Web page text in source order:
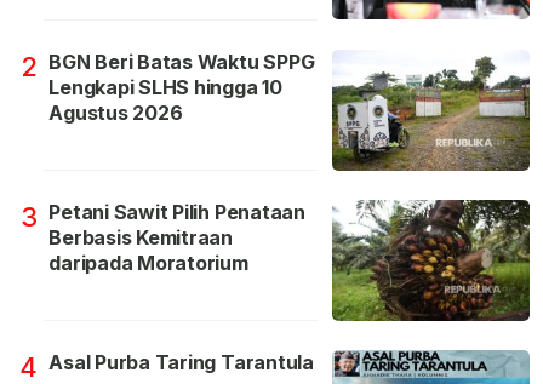
2 BGN Beri Batas Waktu SPPG
Lengkapi SLHS hingga 10
Agustus 2026
3 Petani Sawit Pilih Penataan
Berbasis Kemitraan
daripada Moratorium
4 Asal Purba Taring Tarantula